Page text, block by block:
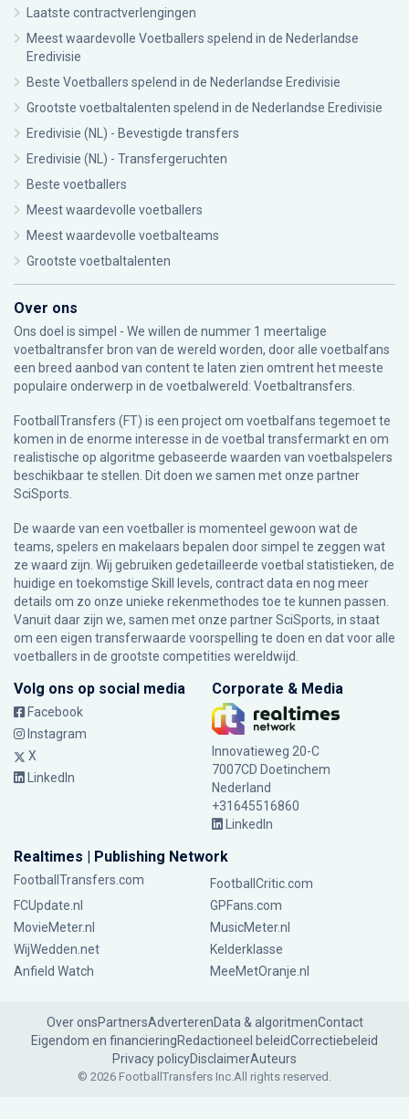
Laatste contractverlengingen
Meest waardevolle Voetballers spelend in de Nederlandse
Eredivisie
Beste Voetballers spelend in de Nederlandse Eredivisie
Grootste voetbaltalenten spelend in de Nederlandse Eredivisie
Eredivisie (NL) - Bevestigde transfers
Eredivisie (NL) - Transfergeruchten
Beste voetballers
Meest waardevolle voetballers
Meest waardevolle voetbalteams
Grootste voetbaltalenten
Over ons
Ons doel is simpel - We willen de nummer 1 meertalige
voetbaltransfer bron van de wereld worden, door alle voetbalfans
een breed aanbod van content te laten zien omtrent het meeste
populaire onderwerp in de voetbalwereld: Voetbaltransfers.
FootballTransfers (FT) is een project om voetbalfans tegemoet te
komen in de enorme interesse in de voetbal transfermarkt en om
realistische op algoritme gebaseerde waarden van voetbalspelers
beschikbaar te stellen. Dit doen we samen met onze partner
SciSports.
De waarde van een voetballer is momenteel gewoon wat de
teams, spelers en makelaars bepalen door simpel te zeggen wat
ze waard zijn. Wij gebruiken gedetailleerde voetbal statistieken, de
huidige en toekomstige Skill levels, contract data en nog meer
details om zo onze unieke rekenmethodes toe te kunnen passen.
Vanuit daar zijn we, samen met onze partner SciSports, in staat
om een eigen transferwaarde voorspelling te doen en dat voor alle
voetballers in de grootste competities wereldwijd.
Volg ons op social media
Facebook
Instagram
X
LinkedIn
Corporate & Media
Innovatieweg 20-C
7007CD Doetinchem
Nederland
+31645516860
LinkedIn
Realtimes | Publishing Network
FootballTransfers.com
FootballCritic.com
FCUpdate.nl
GPFans.com
MovieMeter.nl
MusicMeter.nl
WijWedden.net
Kelderklasse
Anfield Watch
MeeMetOranje.nl
Over onsPartnersAdverterenData & algoritmenContact
Eigendom en financieringRedactioneel beleidCorrectiebeleid
Privacy policyDisclaimerAuteurs
© 2026 FootballTransfers Inc.All rights reserved.